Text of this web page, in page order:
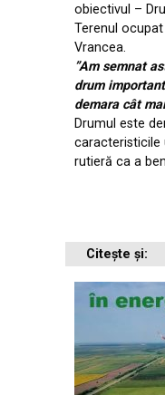
obiectivul –
Terenul
Vrancea.
”Am semnat
drum
demara cât
Drumul este
caracteristicile
rutieră ca a
Citește și: